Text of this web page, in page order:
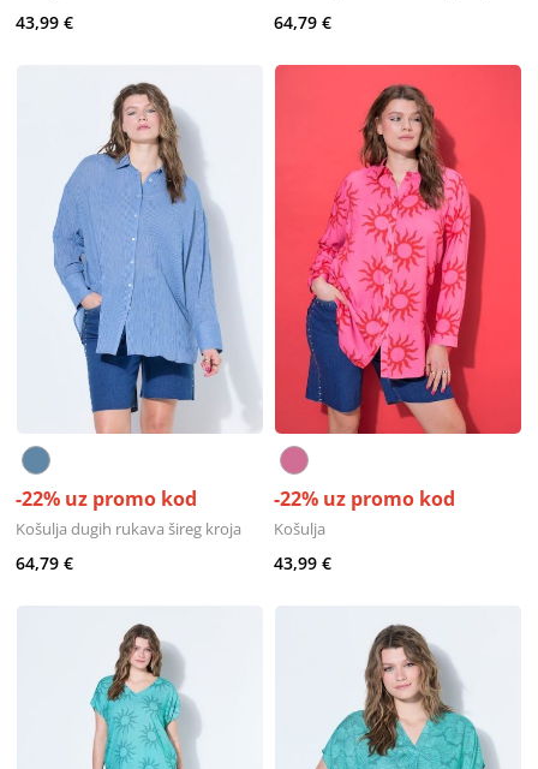
43,99 € 64,79 €
-22% uz promo kod
Košulja dugih rukava šireg kroja
64,79 €
-22% uz promo kod
Košulja
43,99 €